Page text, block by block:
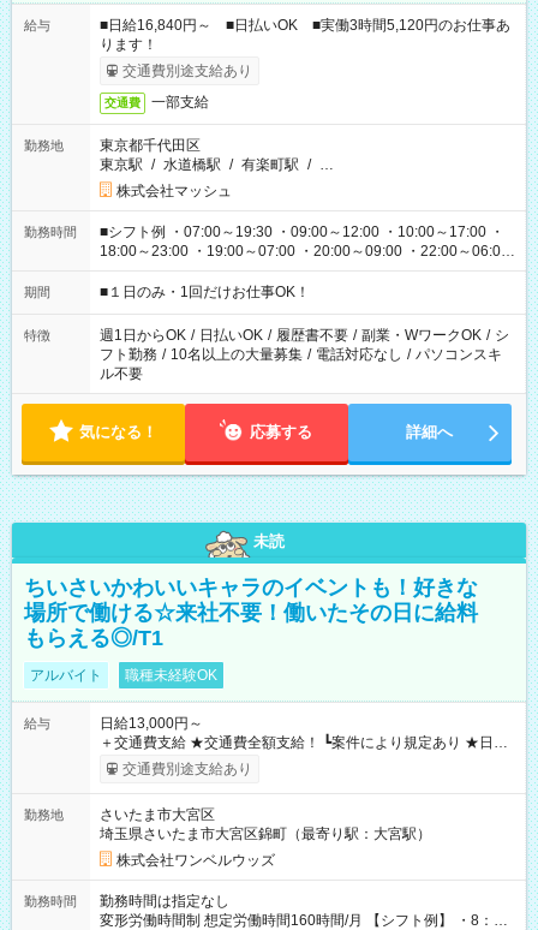
給与
■日給16,840円～ ■日払いOK ■実働3時間5,120円のお仕事あ
ります！
交通費別途支給あり
交通費 一部支給
勤務地
東京都千代田区
東京駅 / 水道橋駅 / 有楽町駅 / …
株式会社マッシュ
勤務時間
■シフト例 ・07:00～19:30 ・09:00～12:00 ・10:00～17:00 ・
18:00～23:00 ・19:00～07:00 ・20:00～09:00 ・22:00～06:00
etc ★最短で3時間で5,120円のお仕事から 15時間で2万円近く稼
げるお仕事も！ ご希望のお時間に合わせてご紹介！ ※シフトは
ください！
期間 ■１日のみ・1回だけお仕事OK！
特徴 週1日からOK / 日払いOK / 履歴書不要 / 副業・WワークOK / シ
フト勤務 / 10名以上の大量募集 / 電話対応なし / パソコンスキ
ル不要
気になる！ 応募する 詳細へ
未読
ちいさいかわいいキャラのイベントも！好きな
場所で働ける☆来社不要！働いたその日に給料
もらえる◎/T1
アルバイト 職種未経験OK
給与
日給13,000円～
＋交通費支給 ★交通費全額支給！ ┗案件により規定あり ★日払
いOK！（規定あり） ┗働いたその日に現金GET♪ お仕事後はコ
ンビニATMから 日払い分を引き落とせます！ 【試用期間】試
交通費別途支給あり
勤務地
さいたま市大宮区
埼玉県さいたま市大宮区錦町（最寄り駅：大宮駅）
株式会社ワンベルウッズ
勤務時間
勤務時間は指定なし
変形労働時間制 想定労働時間160時間/月 【シフト例】 ・8：00